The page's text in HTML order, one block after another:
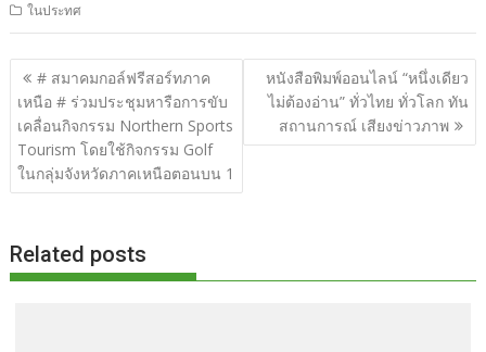
e
b
o
o
k
itt
er
d
di
t
e g
g
er
m
bl
r
er
e
st
p
y
Li
n
ar
e
ในประทศ
แนะแนว
เรื่อง
# สมาคมกอล์ฟรีสอร์ทภาค
เหนือ # ร่วมประชุมหารือการขับ
เคลื่อนกิจกรรม Northern Sports
Tourism โดยใช้กิจกรรม Golf
ในกลุ่มจังหวัดภาคเหนือตอนบน 1
หนังสือพิมพ์ออนไลน์ “หนึ่งเดียว
ไม่ต้องอ่าน” ทั่วไทย ทั่วโลก ทัน
สถานการณ์ เสียงข่าวภาพ
Related posts